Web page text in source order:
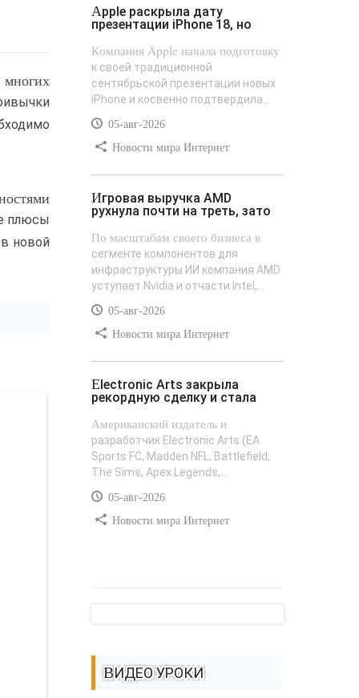
плюсы
новой
Apple раскрыла дату
презентации iPhone 18, но
Компания Apple начала подготовку
к своей традиционной
сентябрьской презентации новых
iPhone и косвенно подтвердила...
05-авг-2026
Новости мира Интернет
Игровая выручка AMD
рухнула почти на треть, зато
По масштабам своего бизнеса в
сегменте компонентов для
инфраструктуры ИИ компания AMD
уступает Nvidia и отчасти Intel,...
05-авг-2026
Новости мира Интернет
Electronic Arts закрыла
рекордную сделку и стала
Американский издатель и
разработчик Electronic Arts (EA
Sports FC, Madden NFL, Battlefield,
The Sims, Apex Legends,...
05-авг-2026
Новости мира Интернет
ВИДЕО УРОКИ